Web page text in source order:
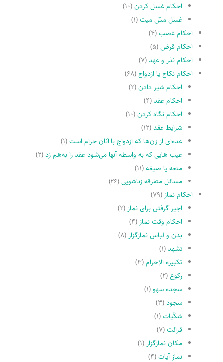
احکام غسل کردن(۱۰)
غسل مسّ میت(۱)
احکام غصب(۴)
احکام قرض(۵)
احکام نذر و عهد(۷)
احکام نکاح یا ازدواج(۶۸)
احکام شیر دادن(۲)
احکام عقد(۴)
احکام نگاه کردن(۱۰)
شرایط عقد(۱۲)
عده‌اى از زن‌ها که ازدواج با آنان حرام است(۱)
عیب هایى که به واسطه آنها مى‌شود عقد را به‌هم زد(۲)
متعه یا صیغه(۱۱)
مسائل متفرقه زناشویى(۲۶)
احکام نماز (۷۹)
اجیر گرفتن براى نماز (۲)
احکام وقت نماز (۴)
بدن و لباس نمازگزار (۸)
تشهد(۱)
تکبیره الإحرام(۳)
رکوع(۲)
سجده سهو(۱)
سجود(۳)
شکّیات(۱)
قرائت(۷)
مکان نمازگزار (۱)
نماز آیات(۴)